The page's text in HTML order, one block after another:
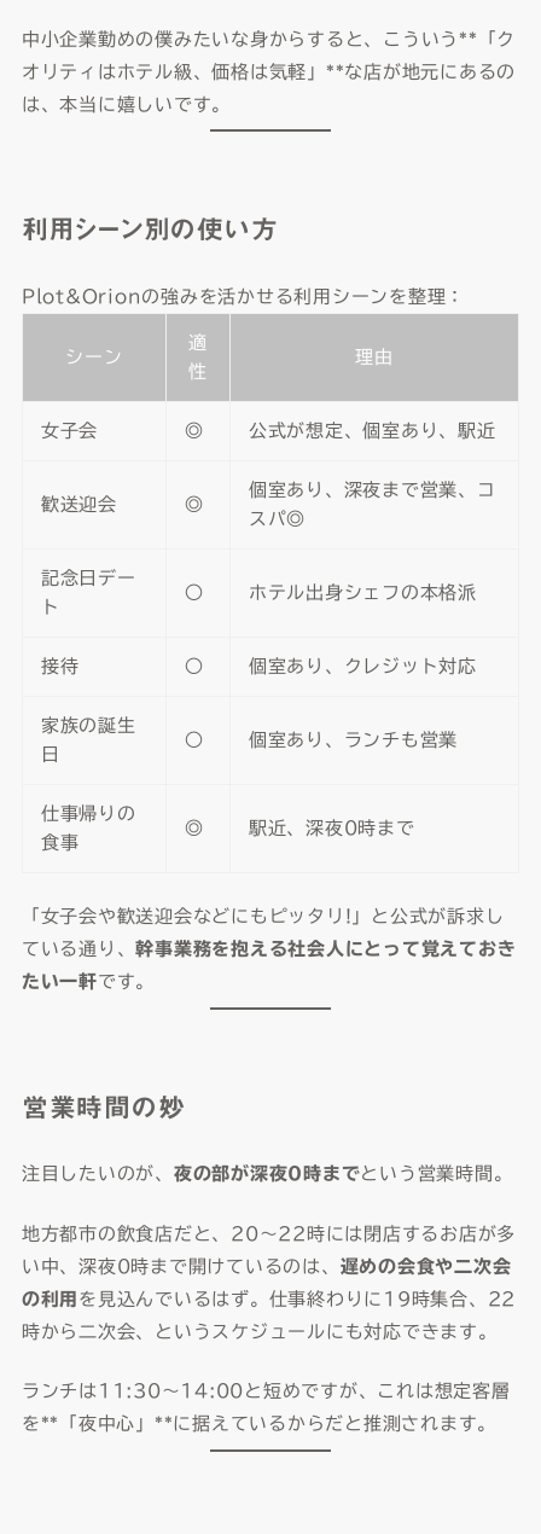
中小企業勤めの僕みたいな身からすると、こういう**「ク
オリティはホテル級、価格は気軽」**な店が地元にあるの
は、本当に嬉しいです。
利用シーン別の使い方
Plot&Orionの強みを活かせる利用シーンを整理：
シーン
適
性
理由
女子会 ◎ 公式が想定、個室あり、駅近
歓送迎会 ◎
個室あり、深夜まで営業、コ
スパ◎
記念日デー
ト
○ ホテル出身シェフの本格派
接待 ○ 個室あり、クレジット対応
家族の誕生
日
○ 個室あり、ランチも営業
仕事帰りの
食事
◎ 駅近、深夜0時まで
「女子会や歓送迎会などにもピッタリ!」と公式が訴求し
ている通り、幹事業務を抱える社会人にとって覚えておき
たい一軒です。
営業時間の妙
注目したいのが、 夜の部が深夜0時までという営業時間。
地方都市の飲食店だと、20〜22時には閉店するお店が多
い中、深夜0時まで開けているのは、 遅めの会食や二次会
の利用 を見込んでいるはず。仕事終わりに19時集合、22
時から二次会、というスケジュールにも対応できます。
ランチは11:30〜14:00と短めですが、これは想定客層
を**「夜中心」**に据えているからだと推測されます。